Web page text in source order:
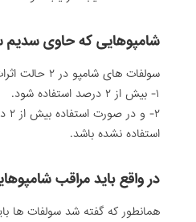
شامپوهایی که حاوی
سولفات های شامپو در ۲ حالت اثرات تحریک کننده خواهند داشت:
۱- بیش از ۲ درصد استفاده شود.
استفاده نشده باشد.
در واقع باید مراقب
همانطور که گفته شد سولفات ها